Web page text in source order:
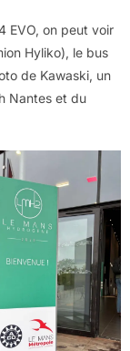
EVO, on peut voir
Hyliko), le bus
de Kawaski, un
Nantes et du